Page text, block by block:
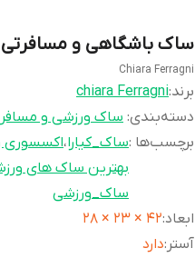
ساک باشگاهی و مسافرتی
Chiara Ferragni
برند:chiara Ferragni
دسته‌بندی: ساک ورزشی و
برچسب‌ها :ساک_کیارا،اکسسوری
بهترین ساک های
ساک_ورزشی
ابعاد:
42 × 23 × 28
آستر :دارد